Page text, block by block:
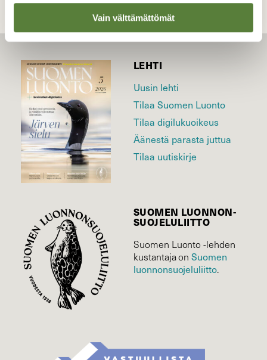
Vain välttämättömät
LEHTI
Uusin lehti
Tilaa Suomen Luonto
Tilaa digilukuoikeus
Äänestä parasta juttua
Tilaa uutiskirje
SUOMEN LUONNON­
SUOJELU­LIITTO
Suomen Luonto -lehden
kustantaja onSuomen
luonnonsuojelu­liitto.